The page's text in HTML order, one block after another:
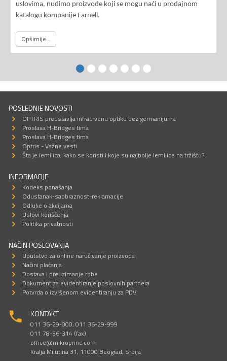
uslovima, nudimo proizvode koji se mogu naći u prodajnom
katalogu kompanije Farnell.
Opširnije...
POSLEDNJE NOVOSTI
OPTRIS predstavlja infracrvenu optiku bez germanijuma
Proslava H-Bridges tima
Proslava H-Bridges tima
Optris - Važne vesti
Šta je lemilica, kako se koristi i koje su najbolje lemilice na tržištu?
INFORMACIJE
Kodeks ponašanja
Odustanak-saobraznost-reklamacije
Odluke o akcijama
Uslovi korišćenja
Politika privatnosti
NAČIN POSLOVANJA
Uputstvo za online naručivanje proizvoda
Načini plaćanja
Dostava I preuzimanje robe
Dokument za evidentiranje poslovnih partnera
Potvrda o izvršenom evidentiranju za PDV
KONTAKT
011 36-29-000; 011 36-29-999
011 78-56-314 (fax)
office@mikroprinc.com
Kralja Milutina 31, 11000 Beograd, Srbija